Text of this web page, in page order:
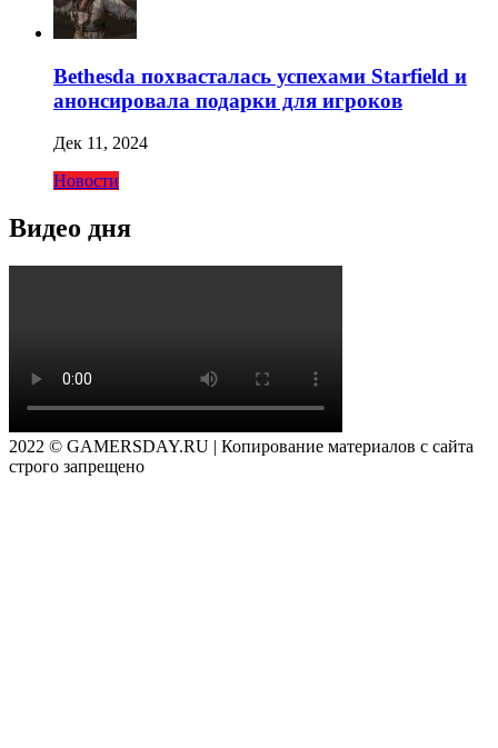
Bethesda похвасталась успехами Starfield и
анонсировала подарки для игроков
Дек 11, 2024
Новости
Видео дня
2022 © GAMERSDAY.RU | Копирование материалов с сайта
строго запрещено